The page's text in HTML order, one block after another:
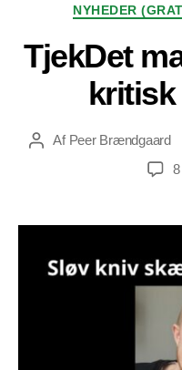
NYHEDER
TjekDet
Indlægsforfatter
Af Peer Brændgaard